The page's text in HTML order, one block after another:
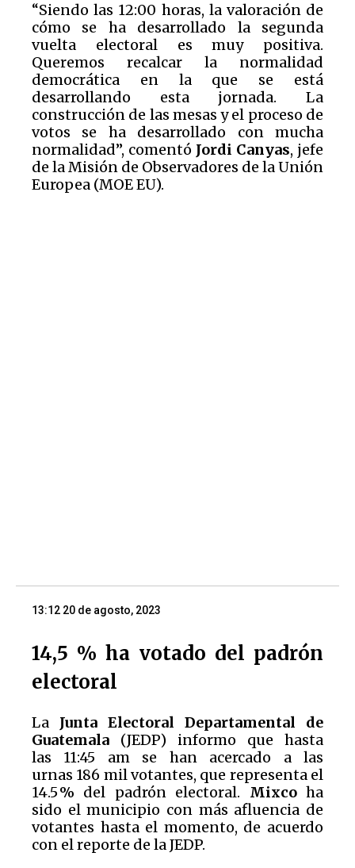
“Siendo las 12:00 horas, la valoración de
cómo se ha desarrollado la segunda
vuelta electoral es muy positiva.
Queremos recalcar la normalidad
democrática en la que se está
desarrollando esta jornada. La
construcción de las mesas y el proceso de
votos se ha desarrollado con mucha
normalidad”, comentó Jordi Canyas, jefe
de la Misión de Observadores de la Unión
Europea (MOE EU).
13:12 20 de agosto, 2023
14,5 % ha votado del padrón
electoral
La Junta Electoral Departamental de
Guatemala (JEDP) informo que hasta
las 11:45 am se han acercado a las
urnas 186 mil votantes, que representa el
14.5 % del padrón electoral. Mixcoha
sido el municipio con más afluencia de
votantes hasta el momento, de acuerdo
con el reporte de la JEDP.